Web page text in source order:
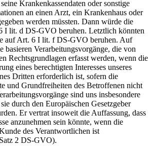
Krankenkassendaten oder sonstige
an einen Arzt, ein Krankenhaus oder
werden müssten. Dann würde die
I lit. d DS-GVO beruhen. Letztlich könnten
auf Art. 6 I lit. f DS-GVO beruhen. Auf
basieren Verarbeitungsvorgänge, die von
Rechtsgrundlagen erfasst werden, wenn die
eines berechtigten Interesses unseres
Dritten erforderlich ist, sofern die
und Grundfreiheiten des Betroffenen nicht
sind uns insbesondere
durch den Europäischen Gesetzgeber
Er vertrat insoweit die Auffassung, dass
anzunehmen sein könnte, wenn die
des Verantwortlichen ist
2 DS-GVO).